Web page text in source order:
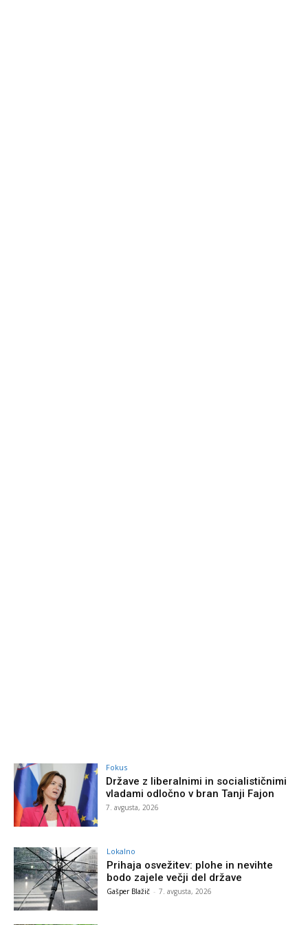
Fokus
Države z liberalnimi in socialističnimi
vladami odločno v bran Tanji Fajon
7. avgusta, 2026
Lokalno
Prihaja osvežitev: plohe in nevihte
bodo zajele večji del države
Gašper Blažič - 7. avgusta, 2026